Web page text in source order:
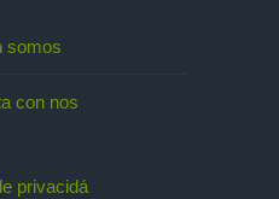
somos
con nos
privacidá